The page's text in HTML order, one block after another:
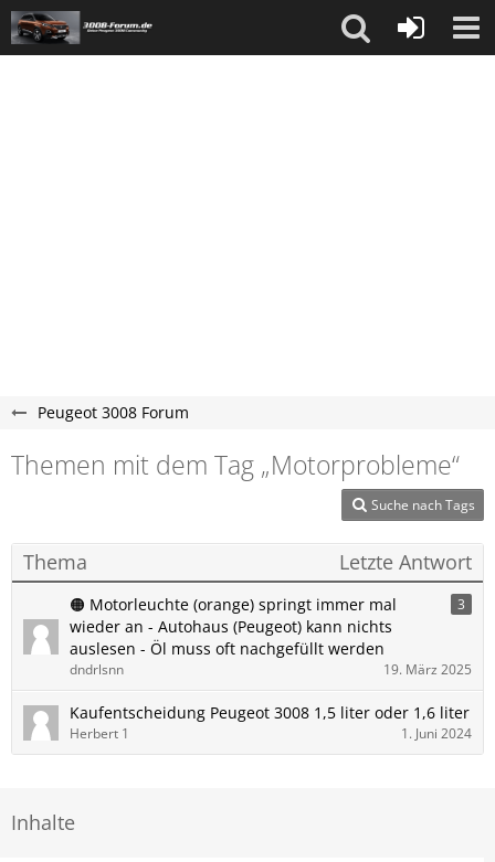
Peugeot 3008 Forum
Themen mit dem Tag „Motorprobleme“
Suche nach Tags
Thema Letzte Antwort
🟠 Motorleuchte (orange) springt immer mal
wieder an - Autohaus (Peugeot) kann nichts
auslesen - Öl muss oft nachgefüllt werden
3
dndrlsnn 19. März 2025
Kaufentscheidung Peugeot 3008 1,5 liter oder 1,6 liter
Herbert 1 1. Juni 2024
Inhalte